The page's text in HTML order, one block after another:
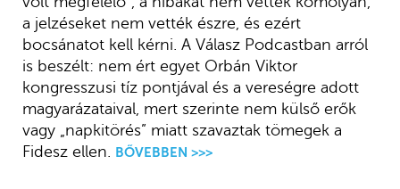
a jelzéseket nem vették észre, és ezért
bocsánatot kell kérni. A Válasz Podcastban arról
is beszélt: nem ért egyet Orbán Viktor
kongresszusi tíz pontjával és a vereségre adott
magyarázataival, mert szerinte nem külső erők
vagy „napkitörés” miatt szavaztak tömegek a
Fidesz ellen. BŐVEBBEN >>>